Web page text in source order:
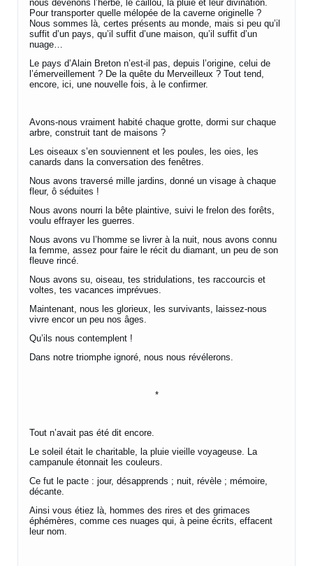
nous devenons l’herbe, le caillou, la pluie et leur divination.
Pour transporter quelle mélopée de la caverne originelle ?
Nous sommes là, certes présents au monde, mais si peu qu’il
suffit d’un pays, qu’il suffit d’une maison, qu’il suffit d’un
nuage…
Le pays d’Alain Breton n’est-il pas, depuis l’origine, celui de
l’émerveillement ? De la quête du Merveilleux ? Tout tend,
encore, ici, une nouvelle fois, à le confirmer.
Avons-nous vraiment habité chaque grotte, dormi sur chaque
arbre, construit tant de maisons ?
Les oiseaux s’en souviennent et les poules, les oies, les
canards dans la conversation des fenêtres.
Nous avons traversé mille jardins, donné un visage à chaque
fleur, ô séduites !
Nous avons nourri la bête plaintive, suivi le frelon des forêts,
voulu effrayer les guerres.
Nous avons vu l’homme se livrer à la nuit, nous avons connu
la femme, assez pour faire le récit du diamant, un peu de son
fleuve rincé.
Nous avons su, oiseau, tes stridulations, tes raccourcis et
voltes, tes vacances imprévues.
Maintenant, nous les glorieux, les survivants, laissez-nous
vivre encor un peu nos âges.
Qu’ils nous contemplent !
Dans notre triomphe ignoré, nous nous révélerons.
*
Tout n’avait pas été dit encore.
Le soleil était le charitable, la pluie vieille voyageuse. La
campanule étonnait les couleurs.
Ce fut le pacte : jour, désapprends ; nuit, révèle ; mémoire,
décante.
Ainsi vous étiez là, hommes des rires et des grimaces
éphémères, comme ces nuages qui, à peine écrits, effacent
leur nom.